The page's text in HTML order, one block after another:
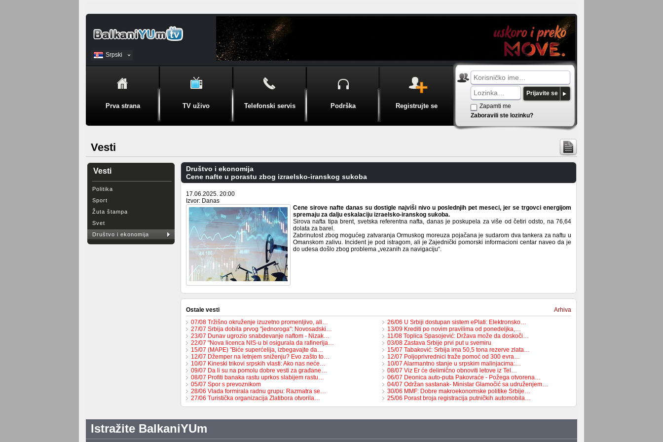
Srpski
BiH
Prva strana TV uživo Telefonski servis Podrška Registrujte se
Prijavite se
Zapamti me
Zaboravili ste lozinku?
Vesti
Vesti
Politika
Sport
Žuta štampa
Svet
Društvo i ekonomija
Društvo i ekonomija
Cene nafte u porastu zbog izraelsko-iranskog sukoba
17.06.2025. 20:00
Izvor: Danas
Cene sirove nafte danas su dostigle najviši nivo u poslednjih pet meseci, jer se trgovci energijom
spremaju za dalju eskalaciju izraelsko-iranskog sukoba.
Sirova nafta tipa brent, svetska referentna nafta, danas je poskupela za više od četiri odsto, na 76,64
dolata za barel.
Zabrinutost zbog mogućeg zatvaranja Ormuskog moreuza pojačana je sudarom dva tankera za naftu u
Omanskom zalivu. Incident je pod istragom, ali je Zajednički pomorski informacioni centar naveo da je
do udesa došlo zbog problema „vezanih za navigaciju“.
Ostale vesti
Arhiva
07/08 Tržišno okruženje izuzetno promenljivo, ali…
27/07 Srbija dobila prvog "jednoroga": Novosadski…
23/07 Dunav ugrozio snabdevanje naftom - Nizak…
22/07 "Nova licenca NIS-u bi osigurala da rafinerija…
15/07 (MAPE) "Biće superćelija, izbegavajte da…
12/07 Džemper na letnjem sniženju? Evo zašto to…
10/07 Kineski trikovi srpskih vlasti: Ako nas neće…
09/07 Da li su na pomolu dobre vesti za građane…
08/07 Profiti banaka rastu uprkos slabijem rastu…
05/07 Spor s prevoznikom
28/06 Vlada formirala radnu grupu: Razmatra se…
27/06 Turistička organizacija Zlatibora otvorila…
26/06 U Srbiji dostupan sistem ePlati: Elektronsko…
13/09 Krediti po novim pravilima od ponedeljka,…
11/08 Toplica Spasojević: Država može da doskoči…
03/08 Zastava Srbije prvi put u svemiru
15/07 Tabaković: Srbija ima 50,5 tona rezerve zlata…
12/07 Poljoprivrednici traže pomoć od 300 evra…
10/07 Alarmantno stanje u srpskim malinjacima:…
08/07 Viz Er će delimično obnoviti letove iz Tel…
06/07 Deonica auto-puta Pakovraće - Požega otvorena…
04/07 Održan sastanak- Ministar Glamočić sa udruženjem…
30/06 MMF: Dobre makroekonomske politike Srbije…
25/06 Porast broja registracija putničkih automobila…
Istražite BalkaniYUm